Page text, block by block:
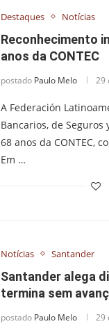
Destaques Notícias
Reconhecimento
anos da CONTEC
postado Paulo Melo 29
A Federación
Bancarios, de Seguros
68 anos da CONTEC,
Em …
Notícias Santander
Santander alega
termina sem
postado Paulo Melo 29